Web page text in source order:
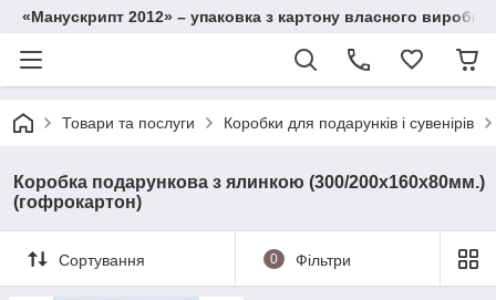
«Манускрипт 2012» – упаковка з картону власного
Товари та послуги Коробки для подарунків і сувенірів
Коробка подарункова з ялинкою (300/200х160х80мм.)
(гофрокартон)
Сортування 0 Фільтри